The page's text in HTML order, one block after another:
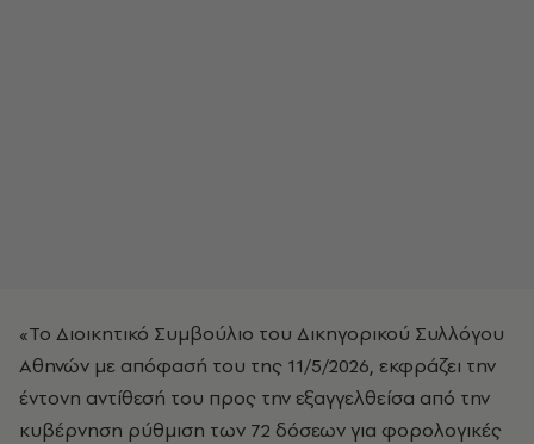
«Το Διοικητικό Συμβούλιο του Δικηγορικού Συλλόγου
Αθηνών με απόφασή του της 11/5/2026, εκφράζει την
έντονη αντίθεσή του προς την εξαγγελθείσα από την
κυβέρνηση ρύθμιση των 72 δόσεων για φορολογικές